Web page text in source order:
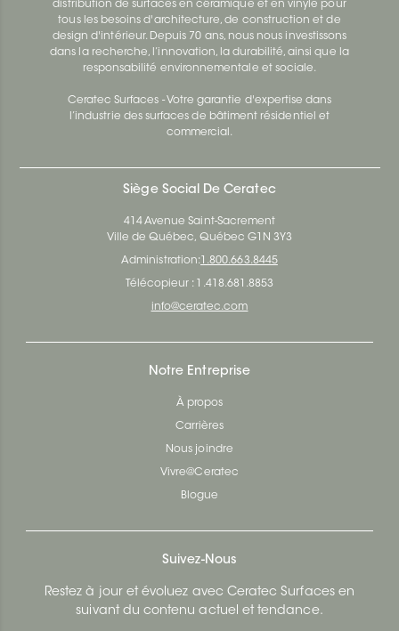
distribution de surfaces en céramique et en vinyle pour
tous les besoins d'architecture, de construction et de
design d'intérieur. Depuis 70 ans, nous nous investissons
dans la recherche, l’innovation, la durabilité, ainsi que la
responsabilité environnementale et sociale.
Ceratec Surfaces - Votre garantie d'expertise dans
l’industrie des surfaces de bâtiment résidentiel et
commercial.
Siège Social De Ceratec
414 Avenue Saint-Sacrement
Ville de Québec, Québec G1N 3Y3
Administration: 1.800.663.8445
Télécopieur : 1.418.681.8853
info@ceratec.com
Notre Entreprise
À propos
Carrières
Nous joindre
Vivre@Ceratec
Blogue
Suivez-Nous
Restez à jour et évoluez avec Ceratec Surfaces en
suivant du contenu actuel et tendance.